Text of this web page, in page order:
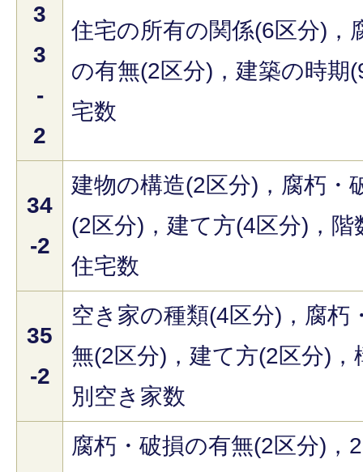
3
3
-
2
住宅の所有の関係(6区分)，
の有無(2区分)，建築の時期
宅数
34
-2
建物の構造(2区分)，腐朽・
(2区分)，建て方(4区分)，階
住宅数
35
-2
空き家の種類(4区分)，腐朽
無(2区分)，建て方(2区分)，
別空き家数
腐朽・破損の有無(2区分)，